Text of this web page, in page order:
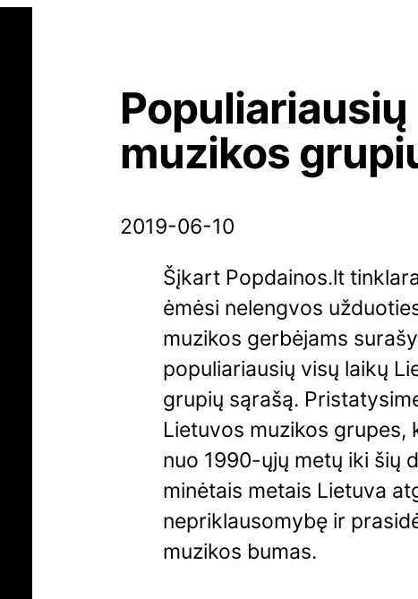
muzikos
2019-06-10
Šįkart Popdainos.lt
ėmėsi nelengvos
muzikos gerbėjams
populiariausių visų laikų
grupių sąrašą.
Lietuvos muzikos grupes,
nuo 1990-ųjų metų iki šių
minėtais metais Lietuva
nepriklausomybę ir
muzikos bumas.